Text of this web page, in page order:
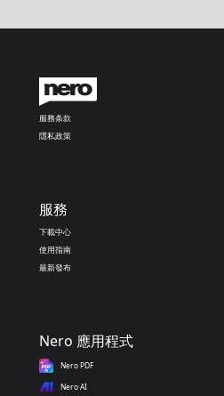
服務条款
隱私政策
服務
下載中心
使用指南
最新發布
Nero 應用程式
Nero PDF
Nero AI